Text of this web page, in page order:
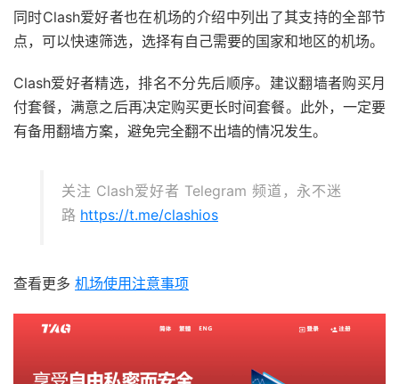
同时Clash爱好者也在机场的介绍中列出了其支持的全部节
点，可以快速筛选，选择有自己需要的国家和地区的机场。
Clash爱好者精选，排名不分先后顺序。建议翻墙者购买月
付套餐，满意之后再决定购买更长时间套餐。此外，一定要
有备用翻墙方案，避免完全翻不出墙的情况发生。
关注 Clash爱好者 Telegram 频道，永不迷
路 https://t.me/clashios
查看更多 机场使用注意事项